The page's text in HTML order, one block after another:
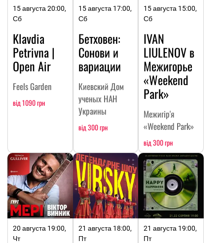
15 августа 20:00,
Сб
Klavdia
Petrivna |
Open Air
Feels Garden
від 1090 грн
15 августа 17:00,
Сб
Бетховен:
Сонови и
вариации
Киевский Дом
ученых НАН
Украины
від 300 грн
15 августа 15:00,
Сб
IVAN
LIULENOV в
Межигорье
«Weekend
Park»
Межигір'я
«Weekend Park»
від 300 грн
20 августа 19:00,
Чт
21 августа 18:00,
Пт
21 августа 19:00,
Пт